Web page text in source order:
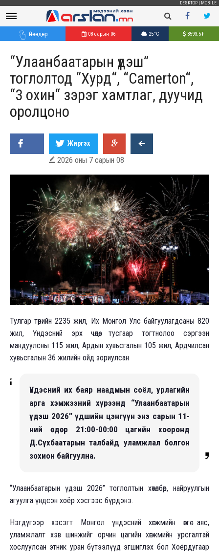
DESKTOP MOBILE
Өнөөдөр 08 сарын 06 25°C 3593.5₮
“Улаанбаатарын үдэш”
тоглолтод “Хурд“, “Camerton“,
“3 охин“ зэрэг хамтлаг, дуучид
оролцоно
Жиргэх
 2026 оны 7 сарын 08
Тулгар төрийн 2235 жил, Их Монгол Улс байгуулагдсаны 820
жил, Үндэсний эрх чөлөө, тусгаар тогтнолоо сэргээн
мандуулсны 115 жил, Ардын хувьсгалын 105 жил, Ардчилсан
хувьсгалын 36 жилийн ойд зориулсан
Үндэсний их баяр наадмын соёл, урлагийн
арга хэмжээний хүрээнд “Улаанбаатарын
үдэш 2026” үдшийн цэнгүүн энэ сарын 11-
ний өдөр 21:00-00:00 цагийн хооронд
Д.Сүхбаатарын талбайд уламжлал болгон
зохион байгуулна.
“Улаанбаатарын үдэш 2026” тоглолтын хөтөлбөр, найруулгын
агуулга үндсэн хоёр хэсгээс бүрдэнэ.
Нэгдүгээр хэсэгт Монгол үндэсний хөгжмийн өнгө аяс,
уламжлалт хэв шинжийг орчин цагийн хөгжмийн урсгалтай
хослуулсан этник уран бүтээлүүд эгшиглэх бол Хоёрдугаар